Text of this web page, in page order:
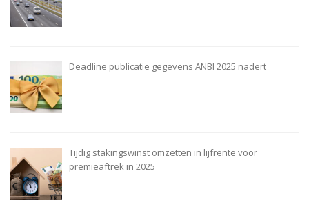
Deadline publicatie gegevens ANBI 2025 nadert
Tijdig stakingswinst omzetten in lijfrente voor
premieaftrek in 2025